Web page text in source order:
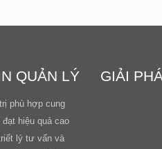
QUẢN LÝ
phù hợp cung
hiệu quả cao
lý tư vấn và
GIẢI